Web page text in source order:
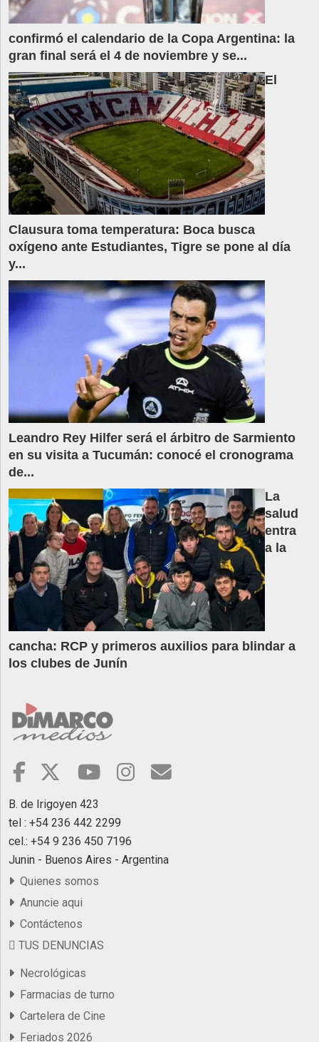
confirmó el calendario de la Copa Argentina: la
gran final será el 4 de noviembre y se...
El
Clausura toma temperatura: Boca busca
oxígeno ante Estudiantes, Tigre se pone al día
y...
Leandro Rey Hilfer será el árbitro de Sarmiento
en su visita a Tucumán: conocé el cronograma
de...
La
salud
entra
a la
cancha: RCP y primeros auxilios para blindar a
los clubes de Junín
B. de Irigoyen 423
tel : +54 236 442 2299
cel.: +54 9 236 450 7196
Junin - Buenos Aires - Argentina
Quienes somos
Anuncie aqui
Contáctenos
TUS DENUNCIAS
Necrológicas
Farmacias de turno
Cartelera de Cine
Feriados 2026